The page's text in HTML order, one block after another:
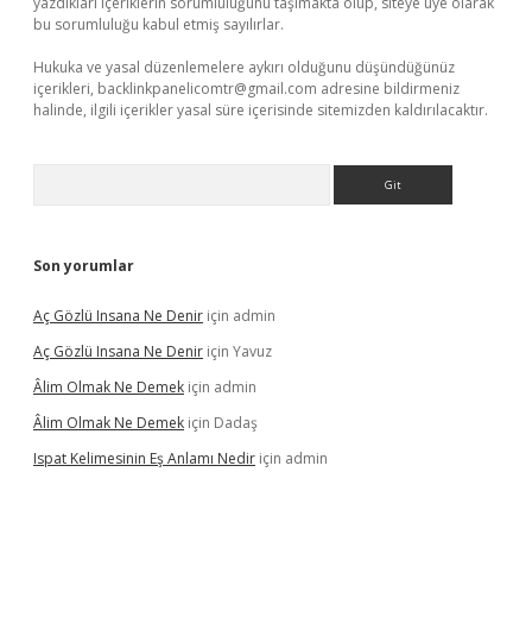
bu sorumluluğu kabul etmiş sayılırlar.
Hukuka ve yasal düzenlemelere aykırı olduğunu düşündüğünüz
içerikleri, backlinkpanelicomtr@gmail.com adresine bildirmeniz
halinde, ilgili içerikler yasal süre içerisinde sitemizden kaldırılacaktır.
Son yorumlar
Aç Gözlü Insana Ne Denir için admin
Aç Gözlü Insana Ne Denir için Yavuz
Âlim Olmak Ne Demek için admin
Âlim Olmak Ne Demek için Dadaş
Ispat Kelimesinin Eş Anlamı Nedir için admin